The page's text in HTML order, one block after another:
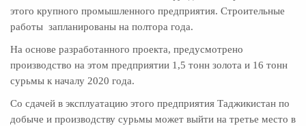
этого крупного промышленного предприятия. Строительные
работы запланированы на полтора года.
На основе разработанного проекта, предусмотрено
производство на этом предприятии 1,5 тонн золота и 16 тонн
сурьмы к началу 2020 года.
Со сдачей в эксплуатацию этого предприятия Таджикистан по
добыче и производству сурьмы может выйти на третье место в